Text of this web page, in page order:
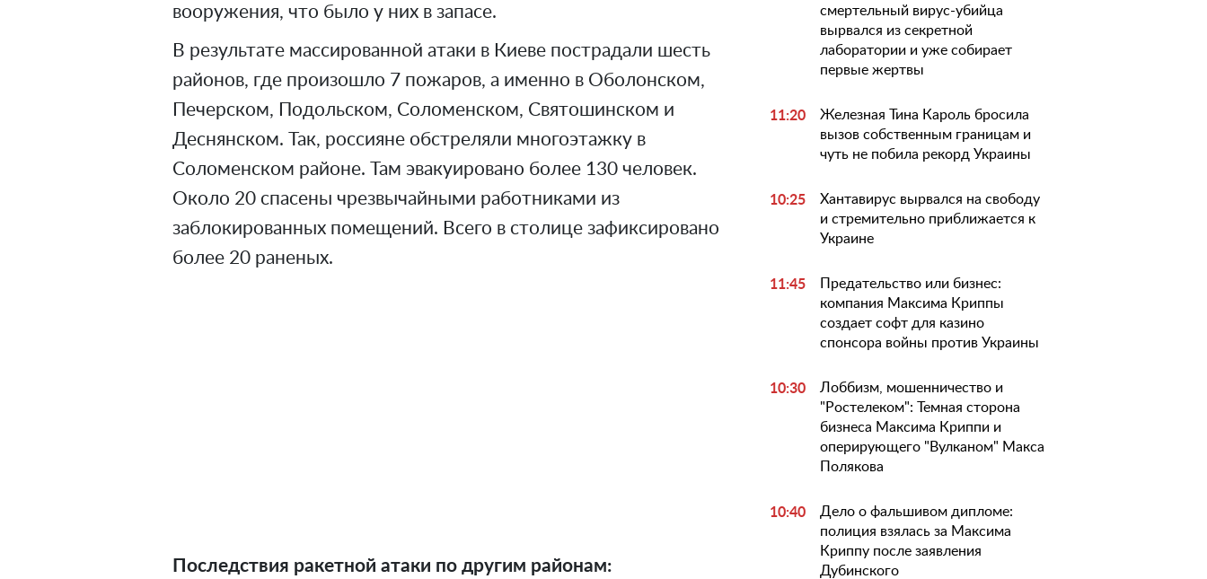
вооружения, что было у них в запасе.
В результате массированной атаки в Киеве пострадали шесть
районов, где произошло 7 пожаров, а именно в Оболонском,
Печерском, Подольском, Соломенском, Святошинском и
Деснянском. Так, россияне обстреляли многоэтажку в
Соломенском районе. Там эвакуировано более 130 человек.
Около 20 спасены чрезвычайными работниками из
заблокированных помещений. Всего в столице зафиксировано
более 20 раненых.
Последствия ракетной атаки по другим районам:
смертельный вирус-убийца
вырвался из секретной
лаборатории и уже собирает
первые жертвы
11:20
Железная Тина Кароль бросила
вызов собственным границам и
чуть не побила рекорд Украины
10:25
Хантавирус вырвался на свободу
и стремительно приближается к
Украине
11:45
Предательство или бизнес:
компания Максима Криппы
создает софт для казино
спонсора войны против Украины
10:30
Лоббизм, мошенничество и
"Ростелеком": Темная сторона
бизнеса Максима Криппи и
оперирующего "Вулканом" Макса
Полякова
10:40
Дело о фальшивом дипломе:
полиция взялась за Максима
Криппу после заявления
Дубинского